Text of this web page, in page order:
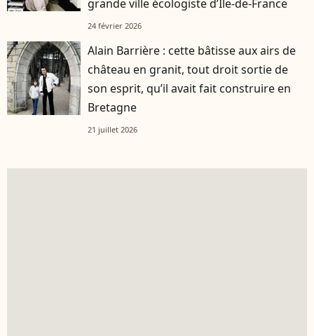
grande ville écologiste d’Île-de-France
24 février 2026
Alain Barrière : cette bâtisse aux airs de
château en granit, tout droit sortie de
son esprit, qu’il avait fait construire en
Bretagne
21 juillet 2026